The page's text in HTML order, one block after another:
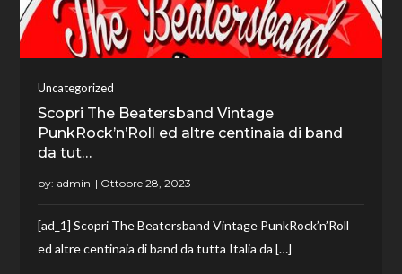
Uncategorized
Scopri The Beatersband Vintage
PunkRock’n’Roll ed altre centinaia di band
da tut…
by: admin
[ad_1] Scopri The Beatersband Vintage PunkRock’n’Roll
ed altre centinaia di band da tutta Italia da […]